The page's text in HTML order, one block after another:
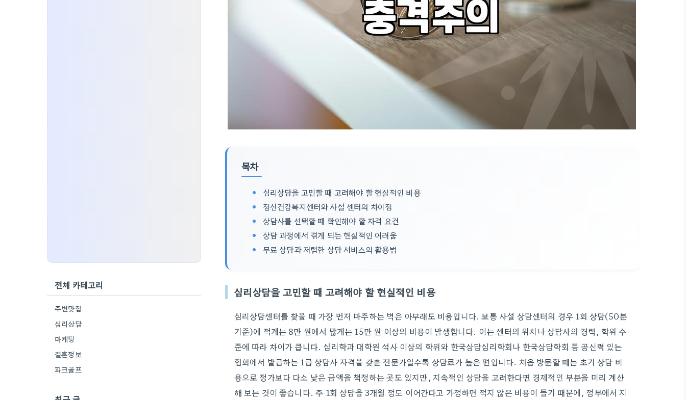
목차
심리상담을 고민할 때 고려해야 할 현실적인 비용
정신건강복지센터와 사설 센터의 차이점
상담사를 선택할 때 확인해야 할 자격 요건
상담 과정에서 겪게 되는 현실적인 어려움
무료 상담과 저렴한 상담 서비스의 활용법
심리상담을 고민할 때 고려해야 할 현실적인 비용
심리상담센터를 찾을 때 가장 먼저 마주하는 벽은 아무래도 비용입니다. 보통 사설 상담센터의 경우 1회 상담(50분
기준)에 적게는 8만 원에서 많게는 15만 원 이상의 비용이 발생합니다. 이는 센터의 위치나 상담사의 경력, 학위 수
준에 따라 차이가 큽니다. 심리학과 대학원 석사 이상의 학위와 한국상담심리학회나 한국상담학회 등 공신력 있는
협회에서 발급하는 1급 상담사 자격을 갖춘 전문가일수록 상담료가 높은 편입니다. 처음 방문할 때는 초기 상담 비
용으로 정가보다 다소 낮은 금액을 책정하는 곳도 있지만, 지속적인 상담을 고려한다면 경제적인 부분을 미리 계산
해 보는 것이 좋습니다. 주 1회 상담을 3개월 정도 이어간다고 가정하면 적지 않은 비용이 들기 때문에, 정부에서 지
전체 카테고리
주변맛집
심리상담
마케팅
결혼정보
파크골프